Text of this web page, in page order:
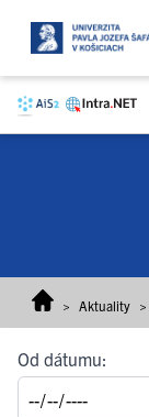
> Aktuality >
Od dátumu: